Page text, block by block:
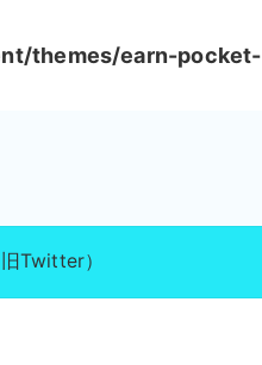
themes/earn-pocket-
Twitter）